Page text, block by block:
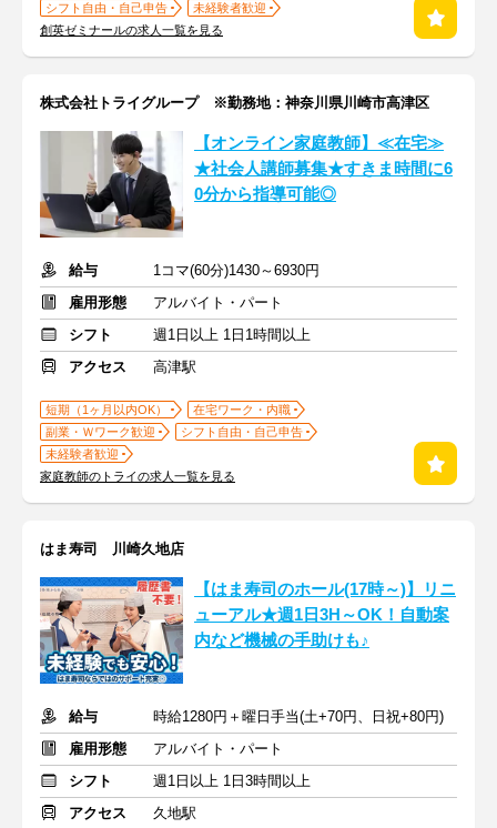
シフト自由・自己申告
未経験者歓迎
創英ゼミナールの求人一覧を見る
株式会社トライグループ ※勤務地：神奈川県川崎市高津区
【オンライン家庭教師】≪在宅≫
★社会人講師募集★すきま時間に6
0分から指導可能◎
給与
1コマ(60分)1430～6930円
雇用形態
アルバイト・パート
シフト
週1日以上 1日1時間以上
アクセス
高津駅
短期（1ヶ月以内OK）
在宅ワーク・内職
副業・Ｗワーク歓迎
シフト自由・自己申告
未経験者歓迎
家庭教師のトライの求人一覧を見る
はま寿司 川崎久地店
【はま寿司のホール(17時～)】リニ
ューアル★週1日3H～OK！自動案
内など機械の手助けも♪
給与
時給1280円＋曜日手当(土+70円、日祝+80円)
雇用形態
アルバイト・パート
シフト
週1日以上 1日3時間以上
アクセス
久地駅